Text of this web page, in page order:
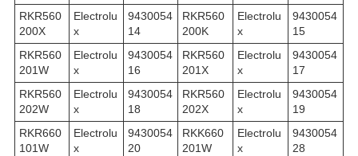
RKR560
200X
Electrolu
x
9430054
14
RKR560
200K
Electrolu
x
9430054
15
RKR560
201W
Electrolu
x
9430054
16
RKR560
201X
Electrolu
x
9430054
17
RKR560
202W
Electrolu
x
9430054
18
RKR560
202X
Electrolu
x
9430054
19
RKR660
101W
Electrolu
x
9430054
20
RKK660
201W
Electrolu
x
9430054
28